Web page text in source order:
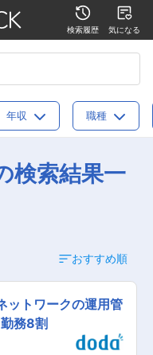
検索履歴 気になる
年収 職種
検索結果一
おすすめ順
ットワークの運用管
務8割